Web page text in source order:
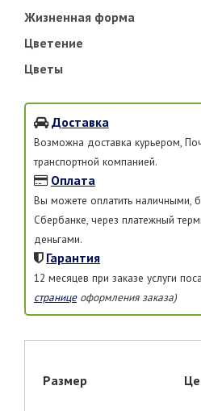
Жизненная форма
Цветение
Цветы
Доставка
Возможна доставка курьером,
транспортной компанией.
Оплата
Вы можете оплатить наличными,
Сбербанке, через платежный
деньгами.
Гарантия
12 месяцев при заказе услуги
страницеоформления заказа)
Размер